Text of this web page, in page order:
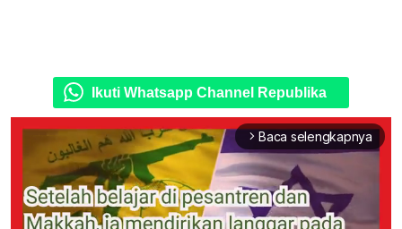
Ikuti Whatsapp Channel Republika
arrow_forward_ios Baca selengkapnya